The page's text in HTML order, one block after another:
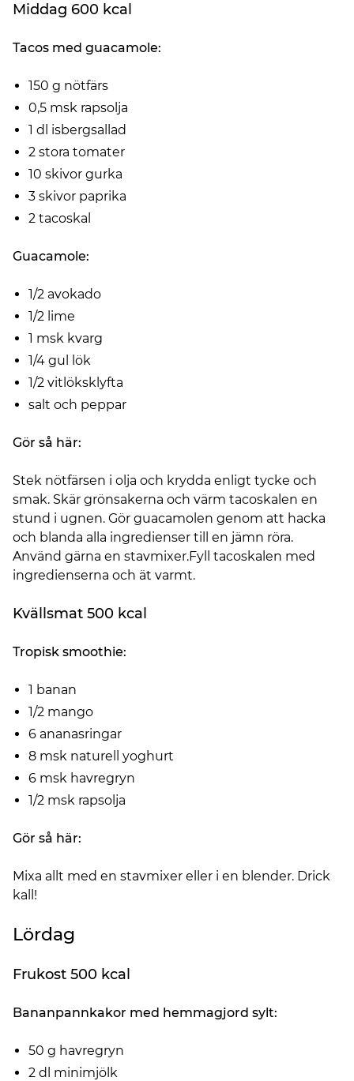
Middag 600 kcal
Tacos med guacamole:
150 g nötfärs
0,5 msk rapsolja
1 dl isbergsallad
2 stora tomater
10 skivor gurka
3 skivor paprika
2 tacoskal
Guacamole:
1/2 avokado
1/2 lime
1 msk kvarg
1/4 gul lök
1/2 vitlöksklyfta
salt och peppar
Gör så här:
Stek nötfärsen i olja och krydda enligt tycke och
smak. Skär grönsakerna och värm tacoskalen en
stund i ugnen. Gör guacamolen genom att hacka
och blanda alla ingredienser till en jämn röra.
Använd gärna en stavmixer.Fyll tacoskalen med
ingredienserna och ät varmt.
Kvällsmat 500 kcal
Tropisk smoothie:
1 banan
1/2 mango
6 ananasringar
8 msk naturell yoghurt
6 msk havregryn
1/2 msk rapsolja
Gör så här:
Mixa allt med en stavmixer eller i en blender. Drick
kall!
Lördag
Frukost 500 kcal
Bananpannkakor med hemmagjord sylt:
50 g havregryn
2 dl minimjölk